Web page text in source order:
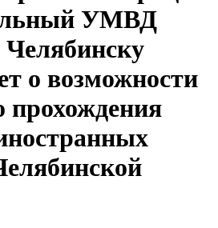
УМВД
Челябинску
о возможности
прохождения